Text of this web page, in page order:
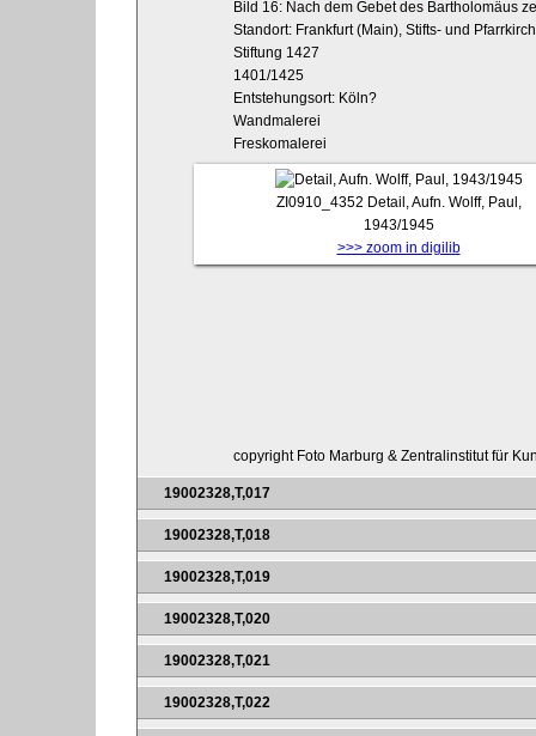
Bild 16: Nach dem Gebet des Bartholomäus
Standort: Frankfurt (Main), Stifts- und
Stiftung 1427
1401/1425
Entstehungsort: Köln?
Wandmalerei
Freskomalerei
ZI0910_4352 Detail, Aufn. Wolff, Paul,
1943/1945
>>> zoom in digilib
copyright Foto Marburg & Zentralinstitut für
19002328,T,017
19002328,T,018
19002328,T,019
19002328,T,020
19002328,T,021
19002328,T,022